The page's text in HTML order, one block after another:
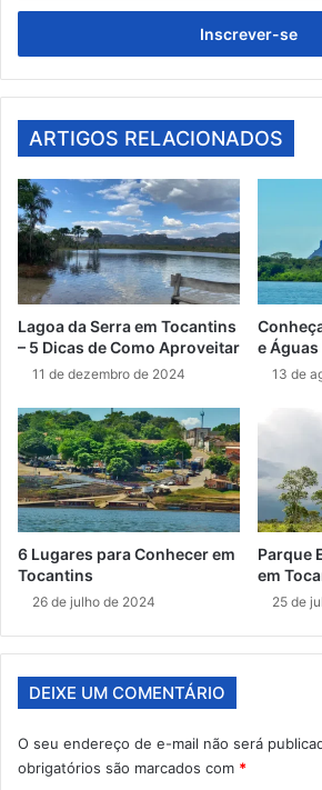
seu
de
email
ARTIGOS RELACIONADOS
Lagoa da Serra em Tocantins
– 5 Dicas de Como Aproveitar
11 de dezembro de 2024
e
13 de
6 Lugares para Conhecer em
Tocantins
26 de julho de 2024
Parque
em
25 de
DEIXE UM COMENTÁRIO
O seu endereço de e-mail não será
obrigatórios são marcados com *